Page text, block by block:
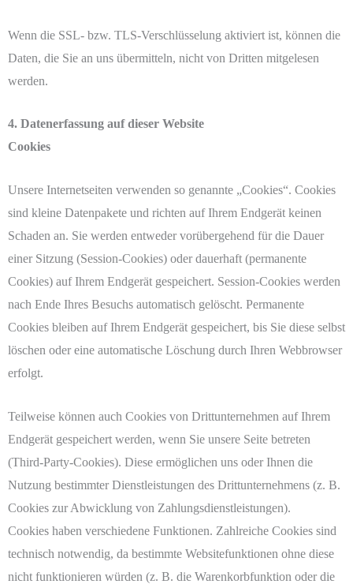
Wenn die SSL- bzw. TLS-Verschlüsselung aktiviert ist, können die
Daten, die Sie an uns übermitteln, nicht von Dritten mitgelesen
werden.
4. Datenerfassung auf dieser Website
Cookies
Unsere Internetseiten verwenden so genannte „Cookies“. Cookies
sind kleine Datenpakete und richten auf Ihrem Endgerät keinen
Schaden an. Sie werden entweder vorübergehend für die Dauer
einer Sitzung (Session-Cookies) oder dauerhaft (permanente
Cookies) auf Ihrem Endgerät gespeichert. Session-Cookies werden
nach Ende Ihres Besuchs automatisch gelöscht. Permanente
Cookies bleiben auf Ihrem Endgerät gespeichert, bis Sie diese selbst
löschen oder eine automatische Löschung durch Ihren Webbrowser
erfolgt.
Teilweise können auch Cookies von Drittunternehmen auf Ihrem
Endgerät gespeichert werden, wenn Sie unsere Seite betreten
(Third-Party-Cookies). Diese ermöglichen uns oder Ihnen die
Nutzung bestimmter Dienstleistungen des Drittunternehmens (z. B.
Cookies zur Abwicklung von Zahlungsdienstleistungen).
Cookies haben verschiedene Funktionen. Zahlreiche Cookies sind
technisch notwendig, da bestimmte Websitefunktionen ohne diese
nicht funktionieren würden (z. B. die Warenkorbfunktion oder die